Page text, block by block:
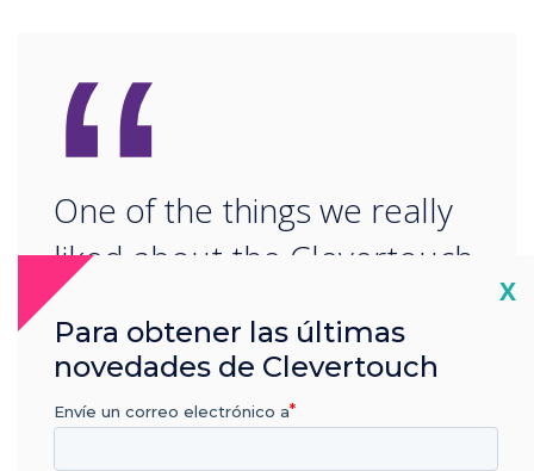
“
One of the things we really
liked about the Clevertouch
was that you'd be able to
update it over time and you
wouldn't be stuck at were
X
Para obtener las últimas
novedades de Clevertouch
Envíe un correo electrónico a